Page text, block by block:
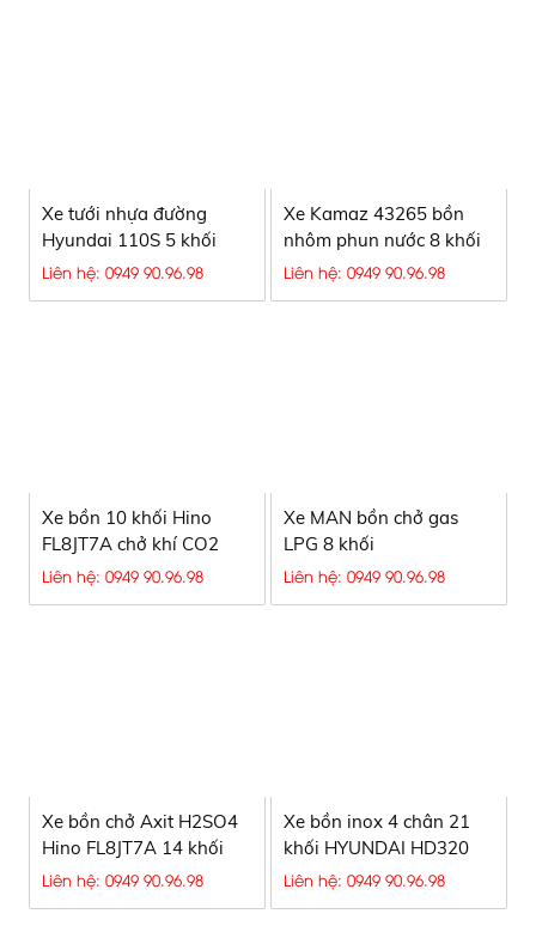
Xe tưới nhựa đường
Hyundai 110S 5 khối
Liên hệ: 0949 90.96.98
Xe Kamaz 43265 bồn
nhôm phun nước 8 khối
Liên hệ: 0949 90.96.98
Xe bồn 10 khối Hino
FL8JT7A chở khí CO2
hóa lỏng
Liên hệ: 0949 90.96.98
Xe MAN bồn chở gas
LPG 8 khối
Liên hệ: 0949 90.96.98
Xe bồn chở Axit H2SO4
Hino FL8JT7A 14 khối
Liên hệ: 0949 90.96.98
Xe bồn inox 4 chân 21
khối HYUNDAI HD320
Liên hệ: 0949 90.96.98